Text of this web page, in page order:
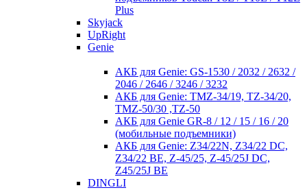
Plus
Skyjack
UpRight
Genie
АКБ для Genie: GS-1530 / 2032 / 2632 /
2046 / 2646 / 3246 / 3232
АКБ для Genie: TMZ-34/19, TZ-34/20,
TMZ-50/30 ,TZ-50
АКБ для Genie GR-8 / 12 / 15 / 16 / 20
(мобильные подъемники)
АКБ для Genie: Z34/22N, Z34/22 DC,
Z34/22 BE, Z-45/25, Z-45/25J DC,
Z45/25J BE
DINGLI